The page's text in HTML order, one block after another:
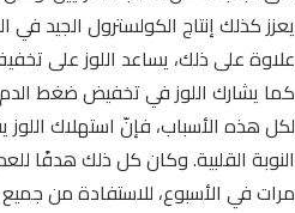
يعزز كذلك إنتاج الكولسترول الجيد في
علاوة على ذلك، يساعد اللوز على
كما يشارك اللوز في تخفيض ضغط الدم
لكل هذه الأسباب، فإنّ استهلاك اللوز
النوبة القلبية. وكان كل ذلك هدفًا
مرات في الأسبوع، للاستفادة من